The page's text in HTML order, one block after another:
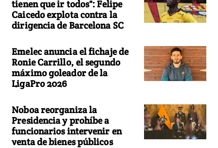
tienen que ir todos": Felipe
Caicedo explota contra la
dirigencia de Barcelona SC
Emelec anuncia el fichaje de
Ronie Carrillo, el segundo
máximo goleador de la
LigaPro 2026
Noboa reorganiza la
Presidencia y prohíbe a
funcionarios intervenir en
venta de bienes públicos